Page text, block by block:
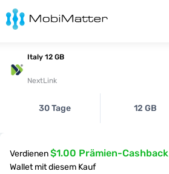
Italy 12 GB
NextLink
30 Tage 12 GB
Verdienen$1.00 Prämien-Cashback
Wallet mit diesem Kauf